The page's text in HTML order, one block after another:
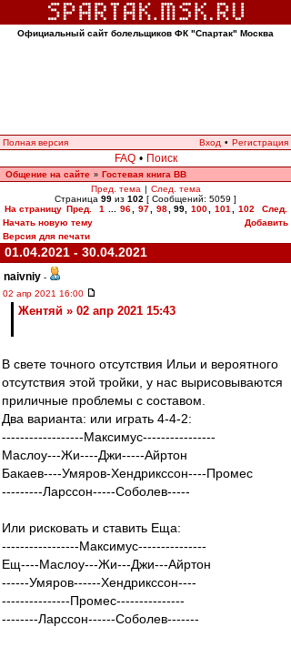
Официальный сайт болельщиков ФК "Спартак" Москва
Полная версия Вход • Регистрация
FAQ • Поиск
Общение на сайте » Гостевая книга ВВ
Пред. тема | След. тема
Страница 99 из 102 [ Сообщений: 5059 ]
На страницу Пред. 1 96 97 98 99, 100 101 102
След.
Начать новую тему
Добавить
Версия для печати
01.04.2021 - 30.04.2021
naivniy -
02 апр 2021 16:00
Жентяй » 02 апр 2021 15:43
В свете точного отсутствия Ильи и вероятного
отсутствия этой тройки, у нас вырисовываются
приличные проблемы с составом.
Два варианта: или играть 4-4-2:
------------------Максимус----------------
Маслоу---Жи----Джи-----Айртон
Бакаев----Умяров-Хендрикссон----Промес
---------Ларссон-----Соболев-----
Или рисковать и ставить Еща:
-----------------Максимус---------------
Ещ----Маслоу---Жи---Джи---Айртон
------Умяров------Хендрикссон----
---------------Промес---------------
--------Ларссон---‐--Соболев-------